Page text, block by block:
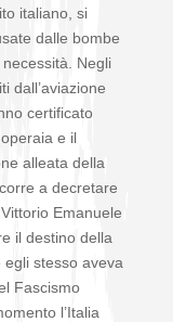
italiano, si
dalle bombe
Negli
dall’aviazione
certificato
e il
alleata della
a decretare
Emanuele
il destino della
stesso aveva
Fascismo
l’Italia